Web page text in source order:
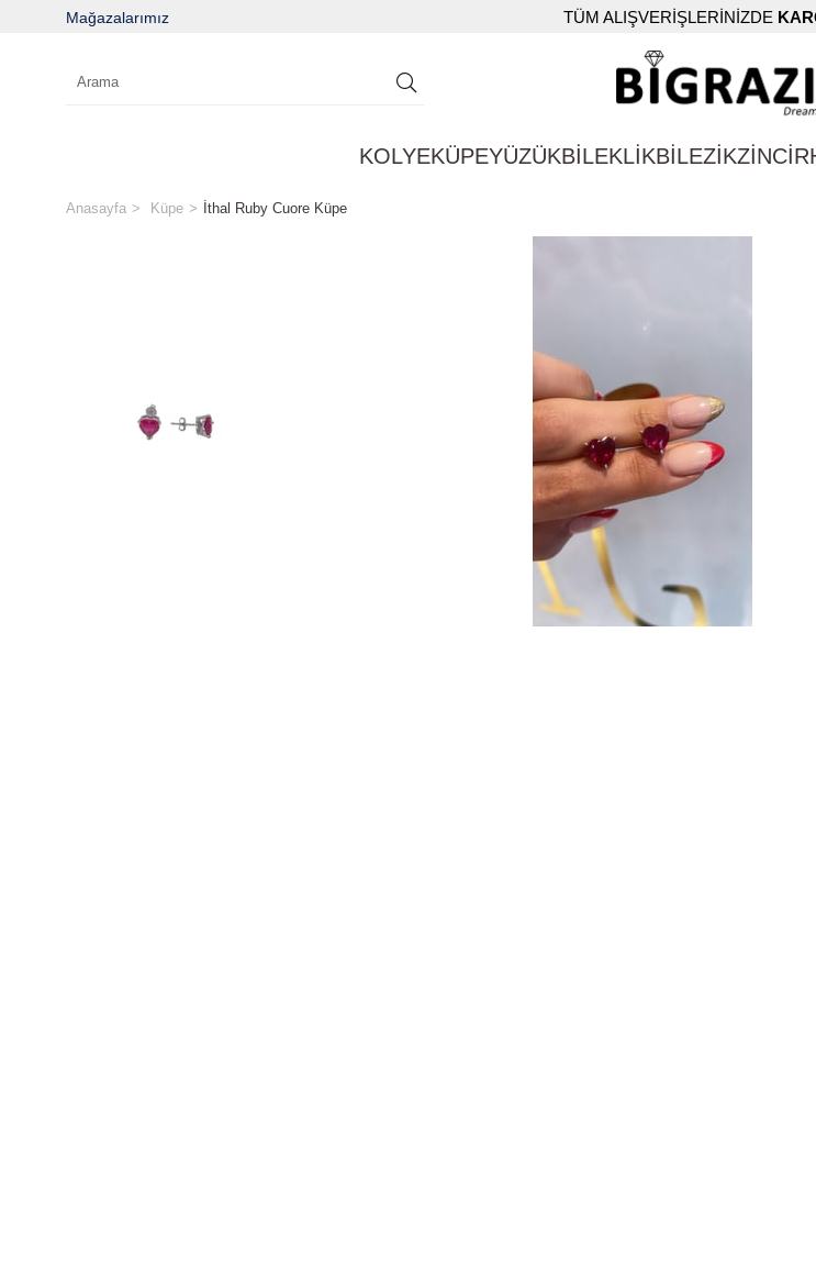
Mağazalarımız TÜM ALIŞVERİŞLERİNİZDE
KOLYEKÜPEYÜZÜKBİLEKLİKBİLEZİKZİNCİR
Anasayfa Küpe İthal Ruby Cuore Küpe